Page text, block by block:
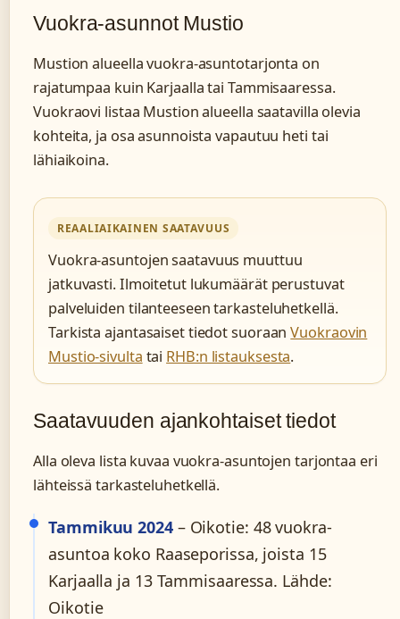
Vuokra-asunnot Mustio
Mustion alueella vuokra-asuntotarjonta on
rajatumpaa kuin Karjaalla tai Tammisaaressa.
Vuokraovi listaa Mustion alueella saatavilla olevia
kohteita, ja osa asunnoista vapautuu heti tai
lähiaikoina.
REAALIAIKAINEN SAATAVUUS
Vuokra-asuntojen saatavuus muuttuu
jatkuvasti. Ilmoitetut lukumäärät perustuvat
palveluiden tilanteeseen tarkasteluhetkellä.
Tarkista ajantasaiset tiedot suoraanVuokraovin
Mustio-sivulta tai RHB:n listauksesta.
Saatavuuden ajankohtaiset tiedot
Alla oleva lista kuvaa vuokra-asuntojen tarjontaa eri
lähteissä tarkasteluhetkellä.
Tammikuu 2024– Oikotie: 48 vuokra-
asuntoa koko Raaseporissa, joista 15
Karjaalla ja 13 Tammisaaressa. Lähde:
Oikotie